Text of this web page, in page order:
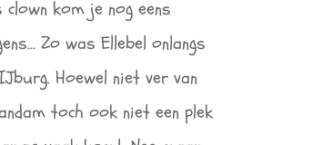
clown kom je nog eens
Zo was Ellebel onlangs
Hoewel niet ver van
toch ook niet een plek